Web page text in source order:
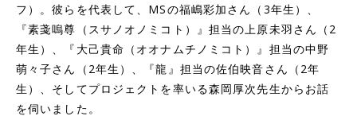
フ）。彼らを代表して、MSの福嶋彩加さん（3年生）、
『素戔嗚尊（スサノオノミコト）』担当の上原未羽さん（2
年生）、『大己貴命（オオナムチノミコト）』担当の中野
萌々子さん（2年生）、『龍』担当の佐伯映音さん（2年
生）、そしてプロジェクトを率いる森岡厚次先生からお話
を伺いました。